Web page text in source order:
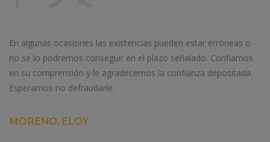
En algunas ocasiones las existencias pueden estar erróneas o
no se lo podremos conseguir en el plazo señalado. Confiamos
en su comprensión y le agradecemos la confianza depositada.
Esperamos no defraudarle.
MORENO, ELOY